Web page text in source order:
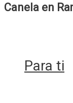
Canela en
Para ti